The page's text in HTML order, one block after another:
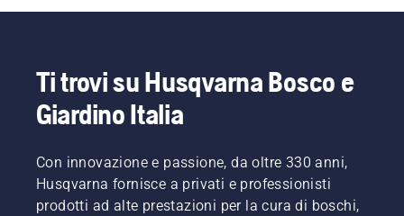
Ti trovi su Husqvarna Bosco e
Giardino Italia
Con innovazione e passione, da oltre 330 anni,
Husqvarna fornisce a privati e professionisti
prodotti ad alte prestazioni per la cura di boschi,